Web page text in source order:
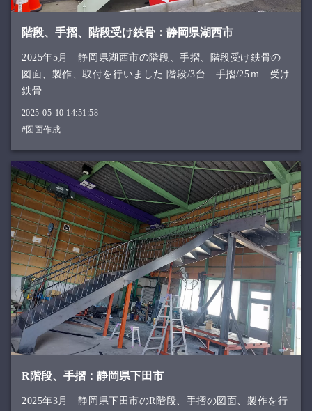
階段、手摺、階段受け鉄骨：静岡県湖西市
2025年5月 静岡県湖西市の階段、手摺、階段受け鉄骨の
図面、製作、取付を行いました 階段/3台 手摺/25ｍ 受け
鉄骨
2025-05-10 14:51:58
#図面作成
R階段、手摺：静岡県下田市
2025年3月 静岡県下田市のR階段、手摺の図面、製作を行